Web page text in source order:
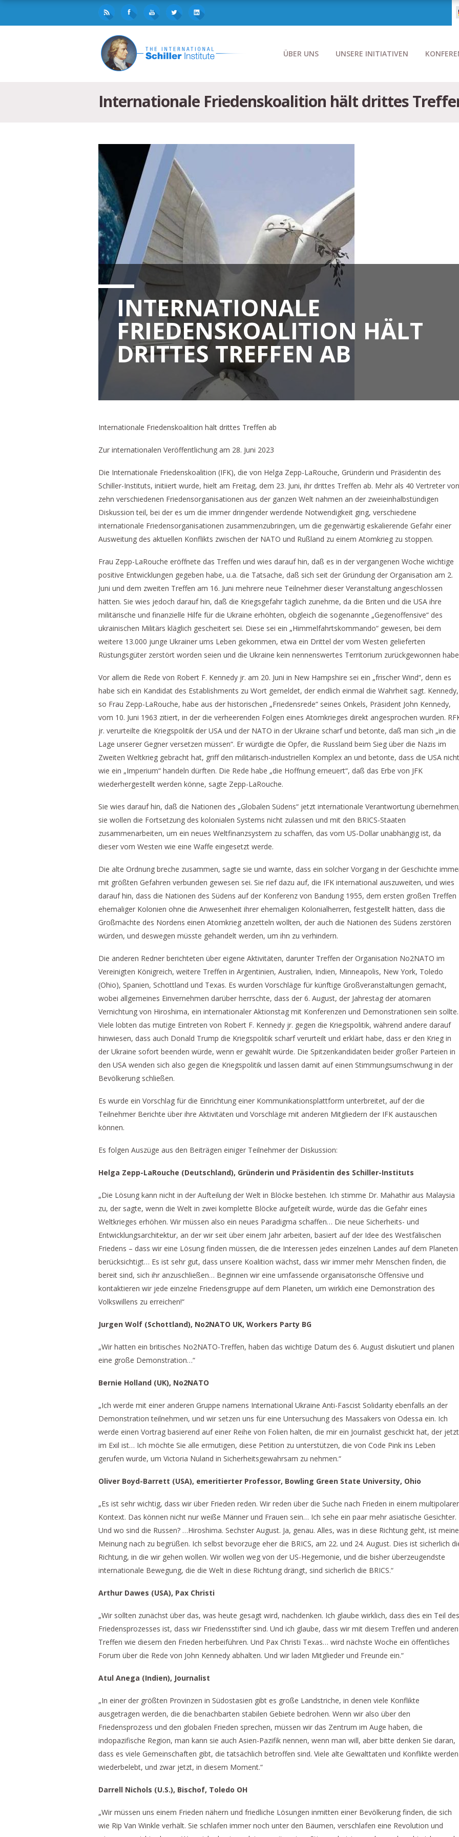
ÜBER UNS UNSERE INITIATIVEN
Internationale Friedenskoalition hält drittes
INTERNATIONALE
FRIEDENSKOALITION HÄLT
DRITTES TREFFEN AB
Internationale Friedenskoalition hält drittes Treffen ab
Zur internationalen Veröffentlichung am 28. Juni 2023
Die Internationale Friedenskoalition (IFK), die von Helga Zepp-LaRouche, Gründerin und Präsidentin des
Schiller-Instituts, initiiert wurde, hielt am Freitag, dem 23. Juni, ihr drittes Treffen ab. Mehr als 40 Vertreter von
zehn verschiedenen Friedensorganisationen aus der ganzen Welt nahmen an der zweieinhalbstündigen
Diskussion teil, bei der es um die immer dringender werdende Notwendigkeit ging, verschiedene
internationale Friedensorganisationen zusammenzubringen, um die gegenwärtig eskalierende Gefahr einer
Ausweitung des aktuellen Konflikts zwischen der NATO und Rußland zu einem Atomkrieg zu stoppen.
Frau Zepp-LaRouche eröffnete das Treffen und wies darauf hin, daß es in der vergangenen Woche wichtige
positive Entwicklungen gegeben habe, u.a. die Tatsache, daß sich seit der Gründung der Organisation am 2.
Juni und dem zweiten Treffen am 16. Juni mehrere neue Teilnehmer dieser Veranstaltung angeschlossen
hätten. Sie wies jedoch darauf hin, daß die Kriegsgefahr täglich zunehme, da die Briten und die USA ihre
militärische und finanzielle Hilfe für die Ukraine erhöhten, obgleich die sogenannte „Gegenoffensive“ des
ukrainischen Militärs kläglich gescheitert sei. Diese sei ein „Himmelfahrtskommando“ gewesen, bei dem
weitere 13.000 junge Ukrainer ums Leben gekommen, etwa ein Drittel der vom Westen gelieferten
Rüstungsgüter zerstört worden seien und die Ukraine kein nennenswertes Territorium zurückgewonnen
Vor allem die Rede von Robert F. Kennedy jr. am 20. Juni in New Hampshire sei ein „frischer Wind“, denn es
habe sich ein Kandidat des Establishments zu Wort gemeldet, der endlich einmal die Wahrheit sagt. Kennedy,
so Frau Zepp-LaRouche, habe aus der historischen „Friedensrede“ seines Onkels, Präsident John Kennedy,
vom 10. Juni 1963 zitiert, in der die verheerenden Folgen eines Atomkrieges direkt angesprochen wurden.
jr. verurteilte die Kriegspolitik der USA und der NATO in der Ukraine scharf und betonte, daß man sich „in die
Lage unserer Gegner versetzen müssen“. Er würdigte die Opfer, die Russland beim Sieg über die Nazis im
Zweiten Weltkrieg gebracht hat, griff den militärisch-industriellen Komplex an und betonte, dass die USA nicht
wie ein „Imperium“ handeln dürften. Die Rede habe „die Hoffnung erneuert“, daß das Erbe von JFK
wiederhergestellt werden könne, sagte Zepp-LaRouche.
Sie wies darauf hin, daß die Nationen des „Globalen Südens“ jetzt internationale Verantwortung übernehmen;
sie wollen die Fortsetzung des kolonialen Systems nicht zulassen und mit den BRICS-Staaten
zusammenarbeiten, um ein neues Weltfinanzsystem zu schaffen, das vom US-Dollar unabhängig ist, da
dieser vom Westen wie eine Waffe eingesetzt werde.
Die alte Ordnung breche zusammen, sagte sie und warnte, dass ein solcher Vorgang in der Geschichte
mit größten Gefahren verbunden gewesen sei. Sie rief dazu auf, die IFK international auszuweiten, und wies
darauf hin, dass die Nationen des Südens auf der Konferenz von Bandung 1955, dem ersten großen Treffen
ehemaliger Kolonien ohne die Anwesenheit ihrer ehemaligen Kolonialherren, festgestellt hätten, dass die
Großmächte des Nordens einen Atomkrieg anzetteln wollten, der auch die Nationen des Südens zerstören
würden, und deswegen müsste gehandelt werden, um ihn zu verhindern.
Die anderen Redner berichteten über eigene Aktivitäten, darunter Treffen der Organisation No2NATO im
Vereinigten Königreich, weitere Treffen in Argentinien, Australien, Indien, Minneapolis, New York, Toledo
(Ohio), Spanien, Schottland und Texas. Es wurden Vorschläge für künftige Großveranstaltungen gemacht,
wobei allgemeines Einvernehmen darüber herrschte, dass der 6. August, der Jahrestag der atomaren
Vernichtung von Hiroshima, ein internationaler Aktionstag mit Konferenzen und Demonstrationen sein sollte.
Viele lobten das mutige Eintreten von Robert F. Kennedy jr. gegen die Kriegspolitik, während andere darauf
hinwiesen, dass auch Donald Trump die Kriegspolitik scharf verurteilt und erklärt habe, dass er den Krieg in
der Ukraine sofort beenden würde, wenn er gewählt würde. Die Spitzenkandidaten beider großer Parteien in
den USA wenden sich also gegen die Kriegspolitik und lassen damit auf einen Stimmungsumschwung in der
Bevölkerung schließen.
Es wurde ein Vorschlag für die Einrichtung einer Kommunikationsplattform unterbreitet, auf der die
Teilnehmer Berichte über ihre Aktivitäten und Vorschläge mit anderen Mitgliedern der IFK austauschen
können.
Es folgen Auszüge aus den Beiträgen einiger Teilnehmer der Diskussion:
Helga Zepp-LaRouche (Deutschland), Gründerin und Präsidentin des Schiller-Instituts
„Die Lösung kann nicht in der Aufteilung der Welt in Blöcke bestehen. Ich stimme Dr. Mahathir aus Malaysia
zu, der sagte, wenn die Welt in zwei komplette Blöcke aufgeteilt würde, würde das die Gefahr eines
Weltkrieges erhöhen. Wir müssen also ein neues Paradigma schaffen… Die neue Sicherheits- und
Entwicklungsarchitektur, an der wir seit über einem Jahr arbeiten, basiert auf der Idee des Westfälischen
Friedens – dass wir eine Lösung finden müssen, die die Interessen jedes einzelnen Landes auf dem Planeten
berücksichtigt… Es ist sehr gut, dass unsere Koalition wächst, dass wir immer mehr Menschen finden, die
bereit sind, sich ihr anzuschließen… Beginnen wir eine umfassende organisatorische Offensive und
kontaktieren wir jede einzelne Friedensgruppe auf dem Planeten, um wirklich eine Demonstration des
Volkswillens zu erreichen!“
Jurgen Wolf (Schottland), No2NATO UK, Workers Party BG
„Wir hatten ein britisches No2NATO-Treffen, haben das wichtige Datum des 6. August diskutiert und planen
eine große Demonstration…“
Bernie Holland (UK), No2NATO
„Ich werde mit einer anderen Gruppe namens International Ukraine Anti-Fascist Solidarity ebenfalls an der
Demonstration teilnehmen, und wir setzen uns für eine Untersuchung des Massakers von Odessa ein. Ich
werde einen Vortrag basierend auf einer Reihe von Folien halten, die mir ein Journalist geschickt hat, der jetzt
im Exil ist… Ich möchte Sie alle ermutigen, diese Petition zu unterstützen, die von Code Pink ins Leben
gerufen wurde, um Victoria Nuland in Sicherheitsgewahrsam zu nehmen.“
Oliver Boyd-Barrett (USA), emeritierter Professor, Bowling Green State University, Ohio
„Es ist sehr wichtig, dass wir über Frieden reden. Wir reden über die Suche nach Frieden in einem
Kontext. Das können nicht nur weiße Männer und Frauen sein… Ich sehe ein paar mehr asiatische Gesichter.
Und wo sind die Russen? …Hiroshima. Sechster August. Ja, genau. Alles, was in diese Richtung geht, ist
Meinung nach zu begrüßen. Ich selbst bevorzuge eher die BRICS, am 22. und 24. August. Dies ist sicherlich
Richtung, in die wir gehen wollen. Wir wollen weg von der US-Hegemonie, und die bisher überzeugendste
internationale Bewegung, die die Welt in diese Richtung drängt, sind sicherlich die BRICS.“
Arthur Dawes (USA), Pax Christi
„Wir sollten zunächst über das, was heute gesagt wird, nachdenken. Ich glaube wirklich, dass dies ein Teil des
Friedensprozesses ist, dass wir Friedensstifter sind. Und ich glaube, dass wir mit diesem Treffen und anderen
Treffen wie diesem den Frieden herbeiführen. Und Pax Christi Texas… wird nächste Woche ein öffentliches
Forum über die Rede von John Kennedy abhalten. Und wir laden Mitglieder und Freunde ein.“
Atul Anega (Indien), Journalist
„In einer der größten Provinzen in Südostasien gibt es große Landstriche, in denen viele Konflikte
ausgetragen werden, die die benachbarten stabilen Gebiete bedrohen. Wenn wir also über den
Friedensprozess und den globalen Frieden sprechen, müssen wir das Zentrum im Auge haben, die
indopazifische Region, man kann sie auch Asien-Pazifik nennen, wenn man will, aber bitte denken Sie daran,
dass es viele Gemeinschaften gibt, die tatsächlich betroffen sind. Viele alte Gewalttaten und Konflikte werden
wiederbelebt, und zwar jetzt, in diesem Moment.“
Darrell Nichols (U.S.), Bischof, Toledo OH
„Wir müssen uns einem Frieden nähern und friedliche Lösungen inmitten einer Bevölkerung finden, die sich
wie Rip Van Winkle verhält. Sie schlafen immer noch unter den Bäumen, verschlafen eine Revolution und